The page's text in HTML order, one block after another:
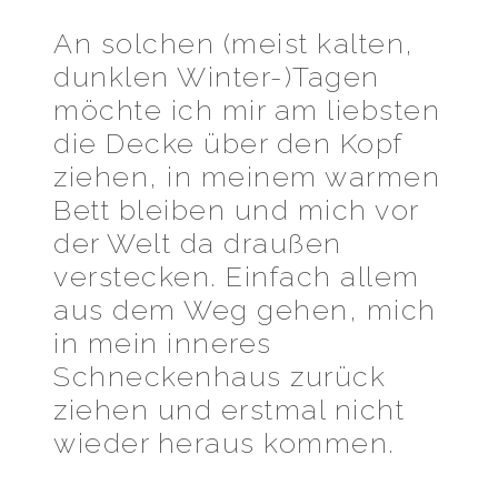
An solchen (meist kalten,
dunklen Winter-)Tagen
möchte ich mir am liebsten
die Decke über den Kopf
ziehen, in meinem warmen
Bett bleiben und mich vor
der Welt da draußen
verstecken. Einfach allem
aus dem Weg gehen, mich
in mein inneres
Schneckenhaus zurück
ziehen und erstmal nicht
wieder heraus kommen.